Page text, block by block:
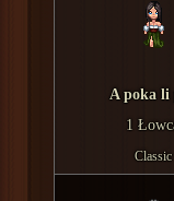
A poka li
1
Classic